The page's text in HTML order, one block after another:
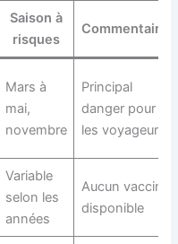
Saison à
risques
Commentaires
Mars à
mai,
novembre
Principal
danger pour
les voyageurs
Variable
selon les
années
Aucun vaccin
disponible